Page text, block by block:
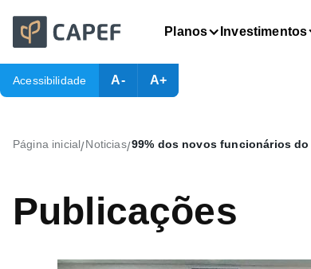
Planos Investimentos
Acessibilidade A- A+
Página inicial/Noticias/99% dos novos funcionários do
Publicações